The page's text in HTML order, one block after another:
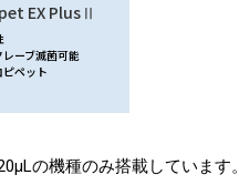
EX PlusⅡ
ーブ滅菌可能
ピペット
の機種のみ搭載しています。